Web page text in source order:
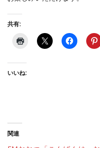
共有:
いいね:
関連